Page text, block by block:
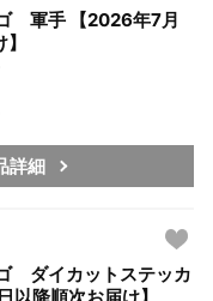
軍手 【2026年7月
詳細
ダイカットステッカ